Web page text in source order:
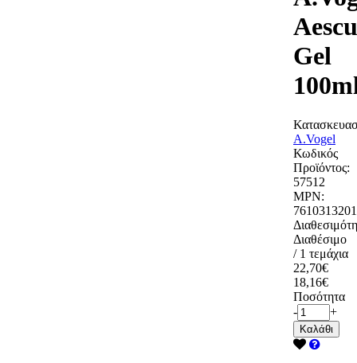
Gel
A.Vogel
Κωδικός
Προϊόντος:
57512
MPN:
Διαθέσιμο
/ 1 τεμάχια
22,70€
18,16€
Ποσότητα
-
+
Καλάθι